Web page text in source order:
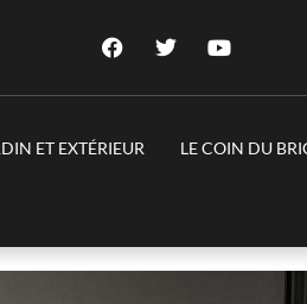
ET EXTÉRIEUR LE COIN DU